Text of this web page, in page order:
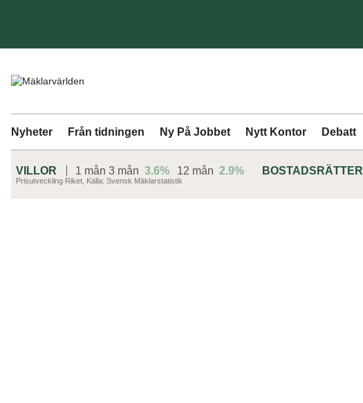
Nyheter Från tidningen Ny På Jobbet Nytt Kontor Debatt
VILLOR 1 mån 3 mån 3.6% 12 mån 2.9% BOSTADSRÄTTER
Prisutveckling Riket, Källa: Svensk Mäklarstatistik